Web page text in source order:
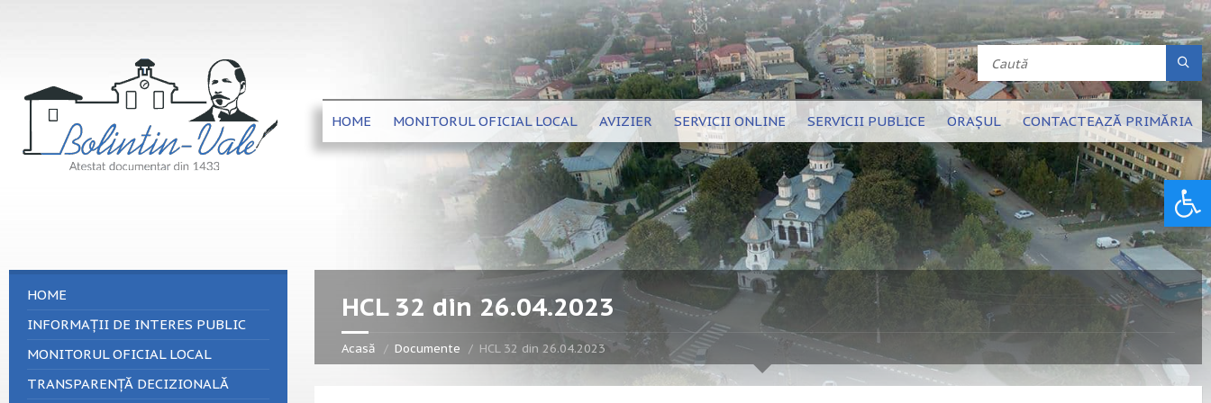
HOME MONITORUL OFICIAL LOCAL AVIZIER SERVICII ONLINE SERVICII PUBLICE ORAȘUL CONTACTEAZĂ PRIMĂRIA
HCL 32 din 26.04.2023
Acasă Documente HCL 32 din 26.04.2023
HOME
INFORMAȚII DE INTERES PUBLIC
MONITORUL OFICIAL LOCAL
TRANSPARENȚĂ DECIZIONALĂ
Deschide bara de unelte